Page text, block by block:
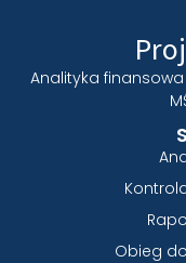
Analityka
Obieg